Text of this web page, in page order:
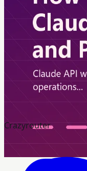
Crazyrouter